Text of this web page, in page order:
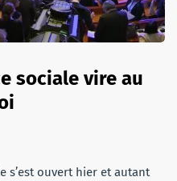
sociale vire au
s’est ouvert hier et autant